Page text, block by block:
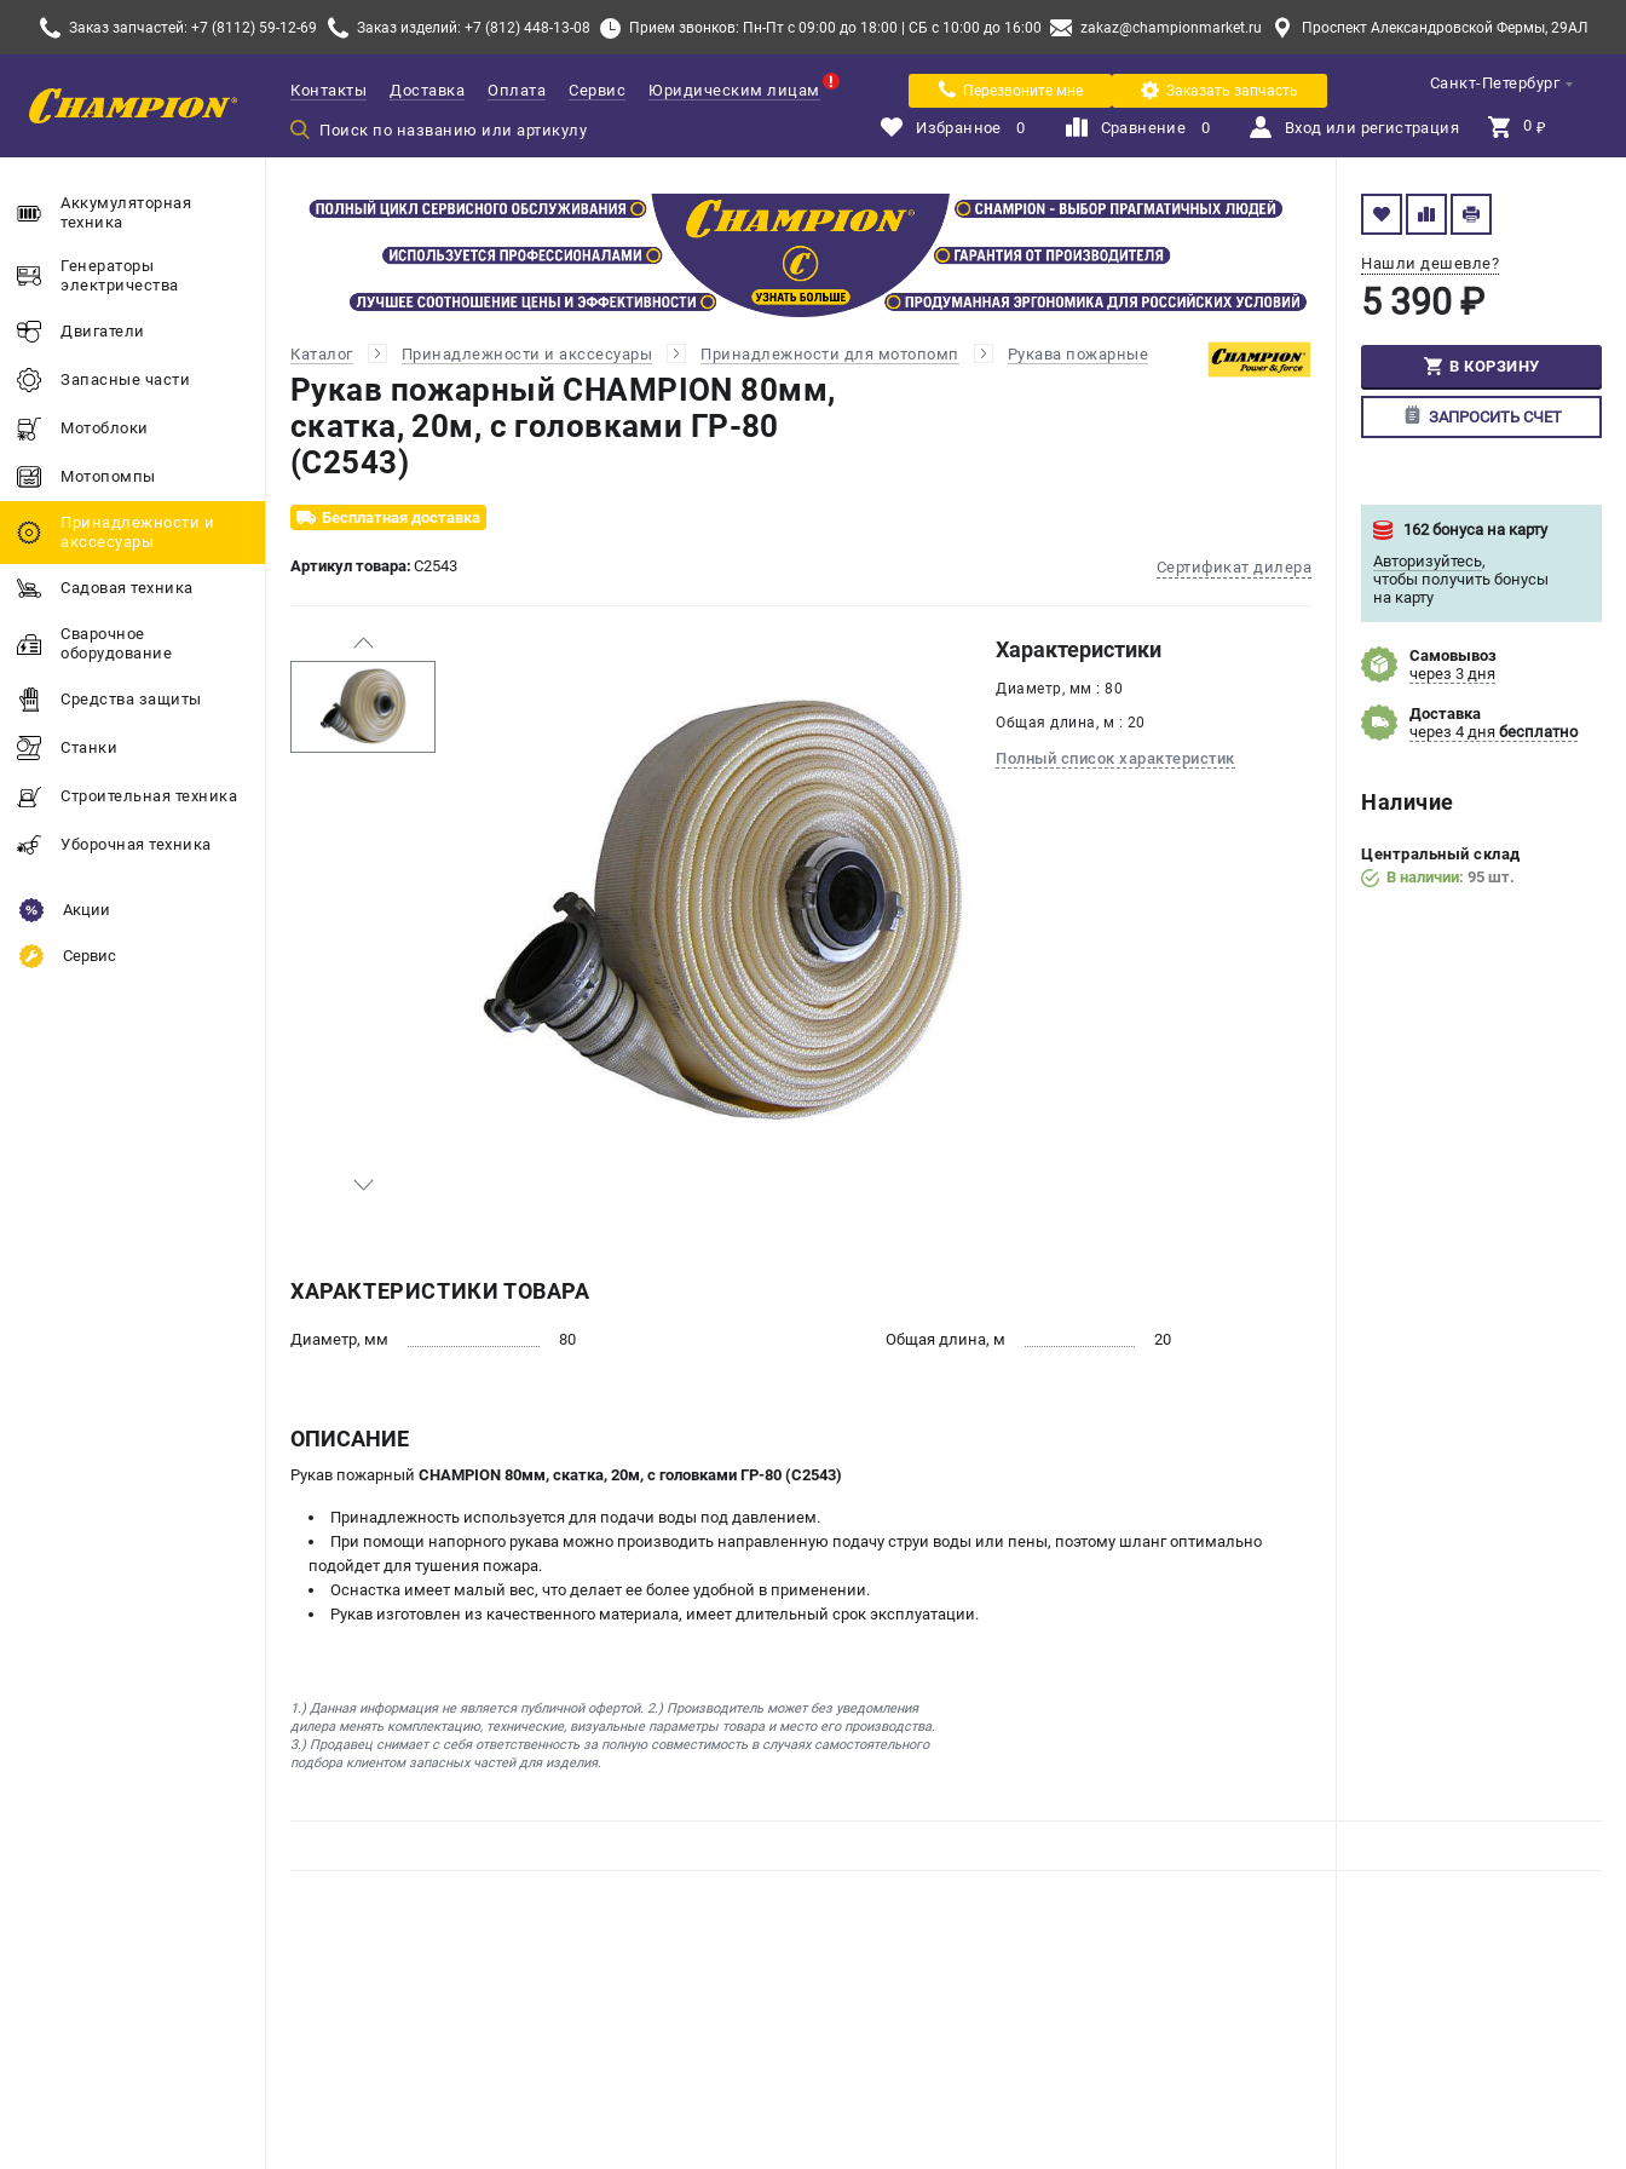
Заказ запчастей: +7 (8112) 59-12-69 Заказ изделий: +7 (812) 448-13-08 Прием звонков: Пн-Пт с 09:00 до 18:00 | СБ с 10:00 до 16:00 zakaz@championmarket.ru Проспект Александровской Фермы, 29АЛ
Санкт-Петербург
Контакты Доставка Оплата Сервис Юридическим лицам Перезвоните мне Заказать запчасть
Избранное 0 Сравнение 0 Вход или регистрация 0 ₽
Аккумуляторная
техника
Генераторы
электричества
Двигатели
Запасные части
Мотоблоки
Мотопомпы
Принадлежности и
акссесуары
Садовая техника
Сварочное
оборудование
Средства защиты
Станки
Строительная техника
Уборочная техника
Акции
Сервис
Каталог Принадлежности и акссесуары Принадлежности для мотопомп Рукава пожарные
Рукав пожарный CHAMPION 80мм,
скатка, 20м, с головками ГР-80
(C2543)
Бесплатная доставка
Артикул товара: C2543 Сертификат дилера
Нашли дешевле?
5 390 ₽
В КОРЗИНУ
ЗАПРОСИТЬ СЧЕТ
162 бонуса на карту
Авторизуйтесь,
чтобы получить бонусы
на карту
Самовывоз
через 3 дня
Доставка
через 4 дня бесплатно
Наличие
Центральный склад
В наличии: 95 шт.
Характеристики
Диаметр, мм : 80
Общая длина, м : 20
Полный список характеристик
ХАРАКТЕРИСТИКИ ТОВАРА
Диаметр, мм 80 Общая длина, м 20
ОПИСАНИЕ
Рукав пожарный CHAMPION 80мм, скатка, 20м, с головками ГР-80 (C2543)
Принадлежность используется для подачи воды под давлением.
При помощи напорного рукава можно производить направленную подачу струи воды или пены, поэтому шланг оптимально
подойдет для тушения пожара.
Оснастка имеет малый вес, что делает ее более удобной в применении.
Рукав изготовлен из качественного материала, имеет длительный срок эксплуатации.
1.) Данная информация не является публичной офертой. 2.) Производитель может без уведомления
дилера менять комплектацию, технические, визуальные параметры товара и место его производства.
3.) Продавец снимает с себя ответственность за полную совместимость в случаях самостоятельного
подбора клиентом запасных частей для изделия.